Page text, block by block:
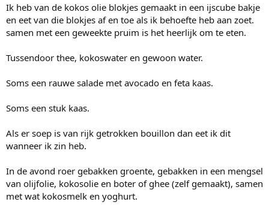
Ik heb van de kokos olie blokjes gemaakt in een ijscube bakje
en eet van die blokjes af en toe als ik behoefte heb aan zoet.
samen met een geweekte pruim is het heerlijk om te eten.
Tussendoor thee, kokoswater en gewoon water.
Soms een rauwe salade met avocado en feta kaas.
Soms een stuk kaas.
Als er soep is van rijk getrokken bouillon dan eet ik dit
wanneer ik zin heb.
In de avond roer gebakken groente, gebakken in een mengsel
van olijfolie, kokosolie en boter of ghee (zelf gemaakt), samen
met wat kokosmelk en yoghurt.